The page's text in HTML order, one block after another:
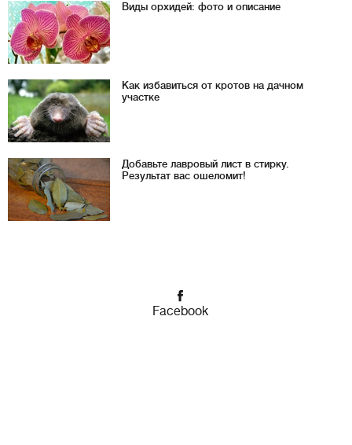
Виды орхидей: фото и описание
Как избавиться от кротов на дачном
участке
Добавьте лавровый лист в стирку.
Результат вас ошеломит!
Facebook